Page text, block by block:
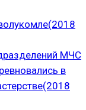
МЧС
в